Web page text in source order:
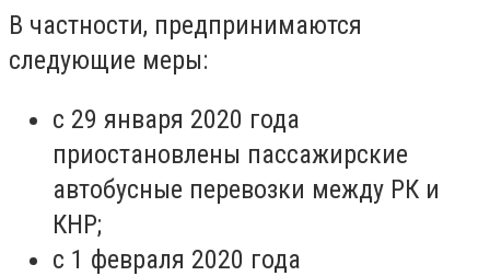
В частности, предпринимаются
следующие меры:
с 29 января 2020 года
приостановлены пассажирские
автобусные перевозки между РК и
КНР;
с 1 февраля 2020 года